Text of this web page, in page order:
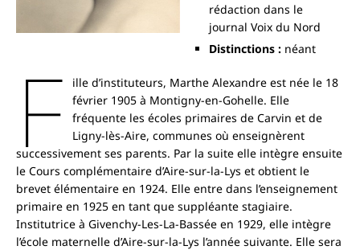
rédaction dans le
journal Voix du Nord
Distinctions : néant
F
ille d’instituteurs, Marthe Alexandre est née le 18
février 1905 à Montigny-en-Gohelle. Elle
fréquente les écoles primaires de Carvin et de
Ligny-lès-Aire, communes où enseignèrent
successivement ses parents. Par la suite elle intègre ensuite
le Cours complémentaire d’Aire-sur-la-Lys et obtient le
brevet élémentaire en 1924. Elle entre dans l’enseignement
primaire en 1925 en tant que suppléante stagiaire.
Institutrice à Givenchy-Les-La-Bassée en 1929, elle intègre
l’école maternelle d’Aire-sur-la-Lys l’année suivante. Elle sera